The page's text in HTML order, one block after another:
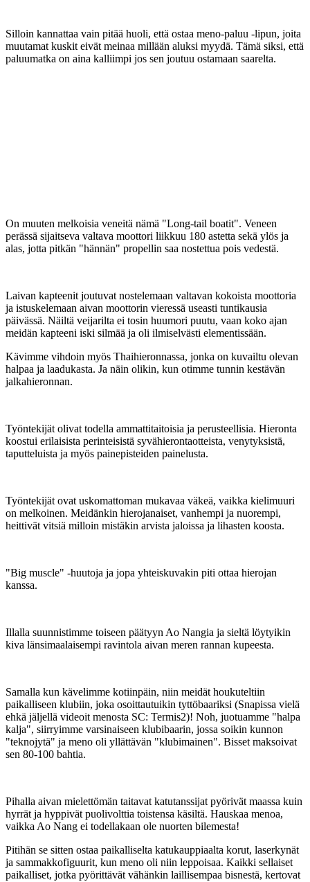
Silloin kannattaa vain pitää huoli, että ostaa meno-paluu -lipun, joita
muutamat kuskit eivät meinaa millään aluksi myydä. Tämä siksi, että
paluumatka on aina kalliimpi jos sen joutuu ostamaan saarelta.
On muuten melkoisia veneitä nämä "Long-tail boatit". Veneen
perässä sijaitseva valtava moottori liikkuu 180 astetta sekä ylös ja
alas, jotta pitkän "hännän" propellin saa nostettua pois vedestä.
Laivan kapteenit joutuvat nostelemaan valtavan kokoista moottoria
ja istuskelemaan aivan moottorin vieressä useasti tuntikausia
päivässä. Näiltä veijarilta ei tosin huumori puutu, vaan koko ajan
meidän kapteeni iski silmää ja oli ilmiselvästi elementissään.
Kävimme vihdoin myös Thaihieronnassa, jonka on kuvailtu olevan
halpaa ja laadukasta. Ja näin olikin, kun otimme tunnin kestävän
jalkahieronnan.
Työntekijät olivat todella ammattitaitoisia ja perusteellisia. Hieronta
koostui erilaisista perinteisistä syvähierontaotteista, venytyksistä,
taputteluista ja myös painepisteiden painelusta.
Työntekijät ovat uskomattoman mukavaa väkeä, vaikka kielimuuri
on melkoinen. Meidänkin hierojanaiset, vanhempi ja nuorempi,
heittivät vitsiä milloin mistäkin arvista jaloissa ja lihasten koosta.
"Big muscle" -huutoja ja jopa yhteiskuvakin piti ottaa hierojan
kanssa.
Illalla suunnistimme toiseen päätyyn Ao Nangia ja sieltä löytyikin
kiva länsimaalaisempi ravintola aivan meren rannan kupeesta.
Samalla kun kävelimme kotiinpäin, niin meidät houkuteltiin
paikalliseen klubiin, joka osoittautuikin tyttöbaariksi (Snapissa vielä
ehkä jäljellä videoit menosta SC: Termis2)! Noh, juotuamme "halpa
kalja", siirryimme varsinaiseen klubibaarin, jossa soikin kunnon
"teknojytä" ja meno oli yllättävän "klubimainen". Bisset maksoivat
sen 80-100 bahtia.
Pihalla aivan mielettömän taitavat katutanssijat pyörivät maassa kuin
hyrrät ja hyppivät puolivolttia toistensa käsiltä. Hauskaa menoa,
vaikka Ao Nang ei todellakaan ole nuorten bilemesta!
Pitihän se sitten ostaa paikalliselta katukauppiaalta korut, laserkynät
ja sammakkofiguurit, kun meno oli niin leppoisaa. Kaikki sellaiset
paikalliset, jotka pyörittävät vähänkin laillisempaa bisnestä, kertovat